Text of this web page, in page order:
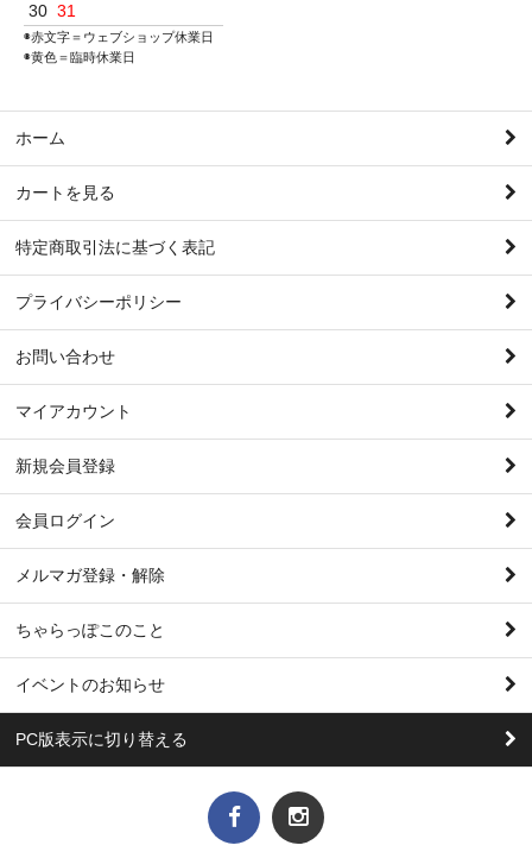
30 31
◉赤文字＝ウェブショップ休業日
◉黄色＝臨時休業日
ホーム
カートを見る
特定商取引法に基づく表記
プライバシーポリシー
お問い合わせ
マイアカウント
新規会員登録
会員ログイン
メルマガ登録・解除
ちゃらっぽこのこと
イベントのお知らせ
PC版表示に切り替える